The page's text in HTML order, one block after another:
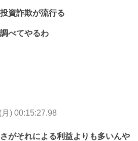
資詐欺が流行る
べてやるわ
) 00:15:27.98
がそれによる利益よりも多いんや